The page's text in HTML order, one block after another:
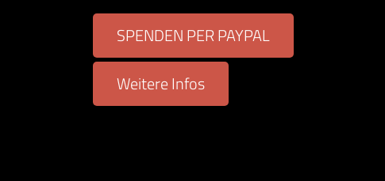
SPENDEN PER PAYPAL
Weitere Infos